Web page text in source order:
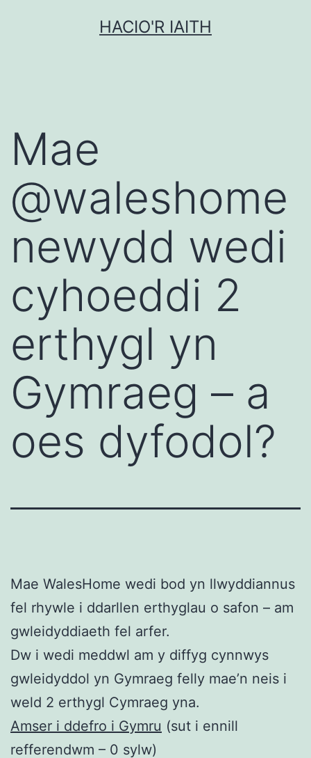
HACIO'R IAITH
Mae
@waleshome
newydd wedi
cyhoeddi 2
erthygl yn
Gymraeg – a
oes dyfodol?
Mae WalesHome wedi bod yn llwyddiannus
fel rhywle i ddarllen erthyglau o safon – am
gwleidyddiaeth fel arfer.
Dw i wedi meddwl am y diffyg cynnwys
gwleidyddol yn Gymraeg felly mae’n neis i
weld 2 erthygl Cymraeg yna.
Amser i ddefro i Gymru (sut i ennill
refferendwm – 0 sylw)